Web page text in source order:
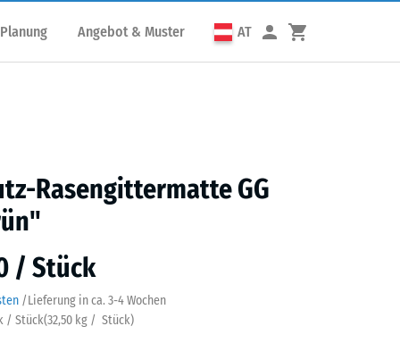
Angebot & Muster AT
Rasengittermatte GG
/ Stück
/Lieferung in ca. 3-4 Wochen
/ Stück(32,50 kg / Stück)